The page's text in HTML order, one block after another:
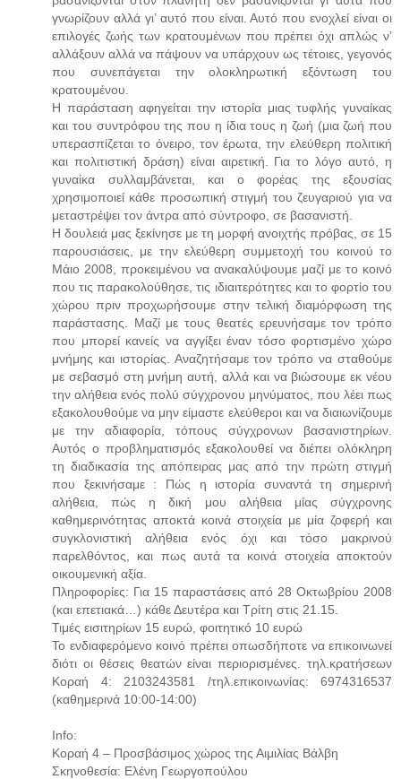
γνωρίζουν αλλά γι’ αυτό που είναι. Αυτό που ενοχλεί είναι οι
επιλογές ζωής των κρατουμένων που πρέπει όχι απλώς ν’
αλλάξουν αλλά να πάψουν να υπάρχουν ως τέτοιες, γεγονός
που συνεπάγεται την ολοκληρωτική εξόντωση του
κρατουμένου.
Η παράσταση αφηγείται την ιστορία μιας τυφλής γυναίκας
και του συντρόφου της που η ίδια τους η ζωή (μια ζωή που
υπερασπίζεται το όνειρο, τον έρωτα, την ελεύθερη πολιτική
και πολιτιστική δράση) είναι αιρετική. Για το λόγο αυτό, η
γυναίκα συλλαμβάνεται, και ο φορέας της εξουσίας
χρησιμοποιεί κάθε προσωπική στιγμή του ζευγαριού για να
μεταστρέψει τον άντρα από σύντροφο, σε βασανιστή.
Η δουλειά μας ξεκίνησε με τη μορφή ανοιχτής πρόβας, σε 15
παρουσιάσεις, με την ελεύθερη συμμετοχή του κοινού το
Μάιο 2008, προκειμένου να ανακαλύψουμε μαζί με το κοινό
που τις παρακολούθησε, τις ιδιαιτερότητες και το φορτίο του
χώρου πριν προχωρήσουμε στην τελική διαμόρφωση της
παράστασης. Μαζί με τους θεατές ερευνήσαμε τον τρόπο
που μπορεί κανείς να αγγίξει έναν τόσο φορτισμένο χώρο
μνήμης και ιστορίας. Αναζητήσαμε τον τρόπο να σταθούμε
με σεβασμό στη μνήμη αυτή, αλλά και να βιώσουμε εκ νέου
την αλήθεια ενός πολύ σύγχρονου μηνύματος, που λέει πως
εξακολουθούμε να μην είμαστε ελεύθεροι και να διαιωνίζουμε
με την αδιαφορία, τόπους σύγχρονων βασανιστηρίων.
Αυτός ο προβληματισμός εξακολουθεί να διέπει ολόκληρη
τη διαδικασία της απόπειρας μας από την πρώτη στιγμή
που ξεκινήσαμε : Πώς η ιστορία συναντά τη σημερινή
αλήθεια, πώς η δική μου αλήθεια μίας σύγχρονης
καθημερινότητας αποκτά κοινά στοιχεία με μία ζοφερή και
συγκλονιστική αλήθεια ενός όχι και τόσο μακρινού
παρελθόντος, και πως αυτά τα κοινά στοιχεία αποκτούν
οικουμενική αξία.
Πληροφορίες: Για 15 παραστάσεις από 28 Οκτωβρίου 2008
(και επετιακά…) κάθε Δευτέρα και Τρίτη στις 21.15.
Τιμές εισιτηρίων 15 ευρώ, φοιτητικό 10 ευρώ
Το ενδιαφερόμενο κοινό πρέπει οπωσδήποτε να επικοινωνεί
διότι οι θέσεις θεατών είναι περιορισμένες. τηλ.κρατήσεων
Κοραή 4: 2103243581 /τηλ.επικοινωνίας: 6974316537
(καθημερινά 10:00-14:00)
Info:
Κοραή 4 – Προσβάσιμος χώρος της Αιμιλίας Βάλβη
Σκηνοθεσία: Ελένη Γεωργοπούλου